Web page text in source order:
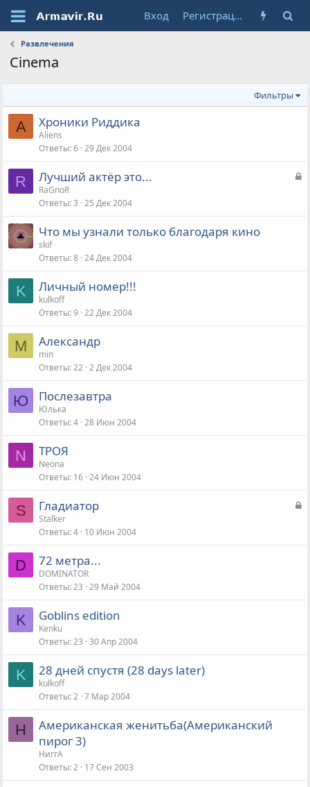
Вход Регистрация
Развлечения
Cinema
Фильтры
A Хроники Риддика
Aliens
Ответы 6 29 Дек 2004
R
З
Лучший актёр это...
RaGnoR
Ответы 3 25 Дек 2004
Что мы узнали только благодаря кино
skif
Ответы 8 24 Дек 2004
K Личный номер!!!
kulkoff
Ответы 9 22 Дек 2004
M Александр
min
Ответы 22 2 Дек 2004
Ю Послезавтра
Юлька
Ответы 4 28 Июн 2004
N ТРОЯ
Neona
Ответы 16 24 Июн 2004
S
З
Гладиатор
Stalker
Ответы 4 10 Июн 2004
D 72 метра...
DOMINATOR
Ответы 23 29 Май 2004
K Goblins edition
Kenku
Ответы 23 30 Апр 2004
K 28 дней спустя (28 days later)
kulkoff
Ответы 2 7 Мар 2004
Н
Американская женитьба(Американский
пирог 3)
НиггА
Ответы 2 17 Сен 2003